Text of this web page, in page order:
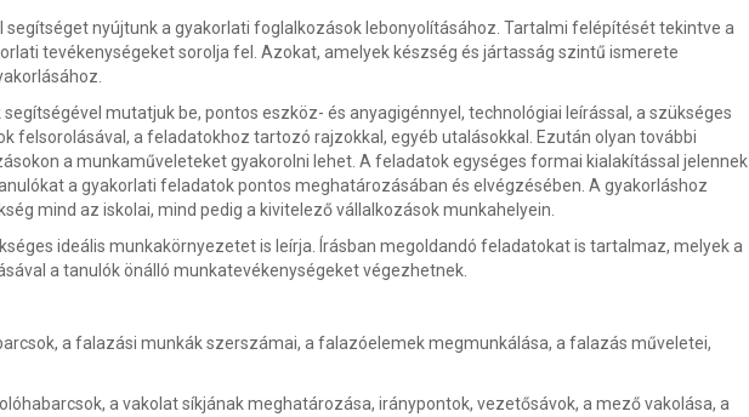
nyújtunk a gyakorlati foglalkozások lebonyolításához. Tartalmi felépítését tekintve a
tevékenységeket sorolja fel. Azokat, amelyek készség és jártasság szintű ismerete
mutatjuk be, pontos eszköz- és anyagigénnyel, technológiai leírással, a szükséges
felsorolásával, a feladatokhoz tartozó rajzokkal, egyéb utalásokkal. Ezután olyan további
a munkaműveleteket gyakorolni lehet. A feladatok egységes formai kialakítással jelennek
a gyakorlati feladatok pontos meghatározásában és elvégzésében. A gyakorláshoz
mind az iskolai, mind pedig a kivitelező vállalkozások munkahelyein.
ideális munkakörnyezetet is leírja. Írásban megoldandó feladatokat is tartalmaz, melyek a
a tanulók önálló munkatevékenységeket végezhetnek.
a falazási munkák szerszámai, a falazóelemek megmunkálása, a falazás műveletei,
a vakolat síkjának meghatározása, iránypontok, vezetősávok, a mező vakolása, a